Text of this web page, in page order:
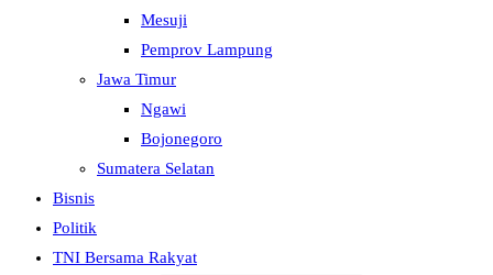
Mesuji
Pemprov Lampung
Jawa Timur
Ngawi
Bojonegoro
Sumatera Selatan
Bisnis
Politik
TNI Bersama Rakyat